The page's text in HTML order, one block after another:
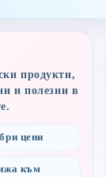
продукти,
и полезни в
цени
към